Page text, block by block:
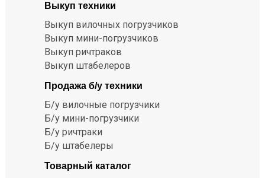
Выкуп техники
Выкуп вилочных погрузчиков
Выкуп мини-погрузчиков
Выкуп ричтраков
Выкуп штабелеров
Продажа б/у техники
Б/у вилочные погрузчики
Б/у мини-погрузчики
Б/у ричтраки
Б/у штабелеры
Товарный каталог